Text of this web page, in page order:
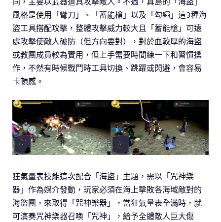
風格是使用「彎刀」、「蓄能槍」以及「勾繩」這3種海
盜工具搭配攻擊，整體攻擊威力較大且「蓄能槍」可遠
處攻擊使敵人破防（但方向要對），對於血較厚的海盜
或教團成員較為實用，但上手需要時間練一下和習慣操
作，不然有時候戰鬥時工具切換、跳躍或閃避，會容易
卡頓感。
狂氣量表技能這次配合「海盜」主題，需以「咒神樂
器」作為媒介發動，玩家必須在海上擊敗各海域敵對的
海盜團，來取得「咒神樂器」，當狂氣量表全滿時，就
可演奏咒神樂器召喚「咒神」，給予全體敵人巨大傷